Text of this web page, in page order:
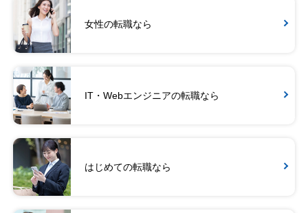
女性の転職なら
IT・Webエンジニアの転職なら
はじめての転職なら